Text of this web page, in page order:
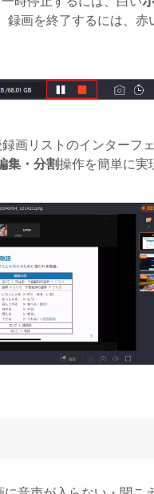
録画を終了するには、赤
画リストのインターフ
集・分割操作を簡単に実